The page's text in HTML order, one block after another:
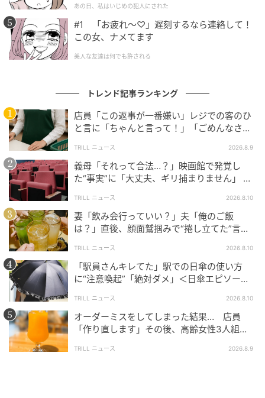
あの日、私はいじめの犯人にされた
#1 「お疲れ〜♡」遅刻するなら連絡して！
この女、ナメてます
美人な友達は何でも許される
トレンド記事ランキング
店員「この返事が一番嫌い」レジでの客のひ
と言に「ちゃんと言って！」「ごめんなさ
TRILL ニュース 2026.8.9
義母「それって合法…？」映画館で発覚し
た“事実”に「大丈夫、ギリ捕まりません」 ＜
TRILL ニュース 2026.8.10
妻「飲み会行っていい？」夫「俺のご飯
は？」直後、顔面鷲掴みで“捲し立てた”言葉
TRILL ニュース 2026.8.10
「駅員さんキレてた」駅での日傘の使い方
に“注意喚起”「絶対ダメ」＜日傘エピソード2
TRILL ニュース 2026.8.10
オーダーミスをしてしまった結果… 店員
「作り直します」その後、高齢女性3人組
TRILL ニュース 2026.8.9